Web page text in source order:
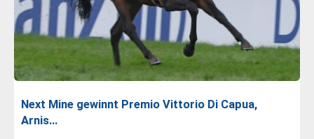
Next Mine gewinnt Premio Vittorio Di Capua,
Arnis…